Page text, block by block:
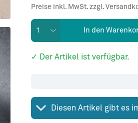
Preise inkl. MwSt. zzgl.
In den
✓ Der Artikel ist verfügbar.
Diesen Artikel gibt es